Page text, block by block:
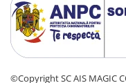
©Copyright SC AIS MAGIC